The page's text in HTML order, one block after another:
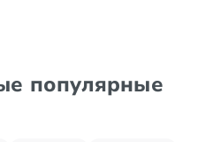
популярные